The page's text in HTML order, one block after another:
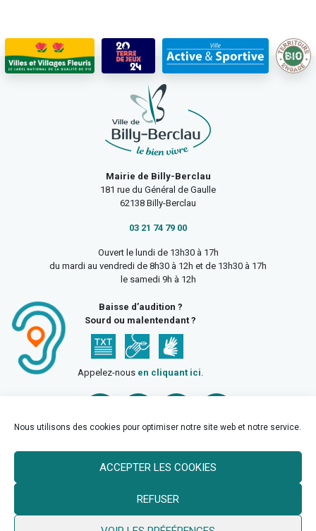
Nous utilisons des cookies pour optimiser notre site web et notre service.
ACCEPTER LES COOKIES
REFUSER
Mairie de Billy-Berclau
181 rue du Général de Gaulle
62138 Billy-Berclau
03 21 74 79 00
Ouvert le lundi de 13h30 à 17h
du mardi au vendredi de 8h30 à 12h et de 13h30 à 17h
le samedi 9h à 12h
Baisse d’audition ?
Sourd ou malentendant ?
Appelez-nous en cliquant ici